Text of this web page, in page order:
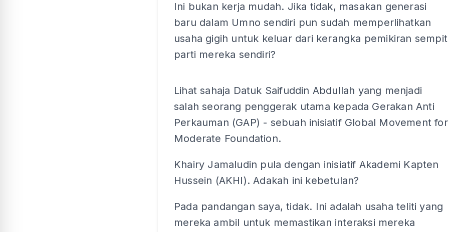
Ini bukan kerja mudah. Jika tidak, masakan generasi
baru dalam Umno sendiri pun sudah memperlihatkan
usaha gigih untuk keluar dari kerangka pemikiran sempit
parti mereka sendiri?
Lihat sahaja Datuk Saifuddin Abdullah yang menjadi
salah seorang penggerak utama kepada Gerakan Anti
Perkauman (GAP) - sebuah inisiatif Global Movement for
Moderate Foundation.
Khairy Jamaludin pula dengan inisiatif Akademi Kapten
Hussein (AKHI). Adakah ini kebetulan?
Pada pandangan saya, tidak. Ini adalah usaha teliti yang
mereka ambil untuk memastikan interaksi mereka